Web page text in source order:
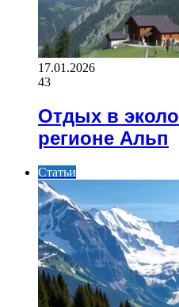
17.01.2026
43
Отдых в
регионе Альп
Статьи